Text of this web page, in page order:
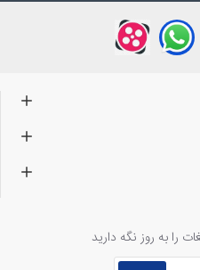
را به روز نگه دارید